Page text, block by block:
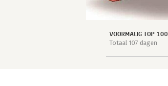
VOORMALIG TOP 100
Totaal 107 dagen